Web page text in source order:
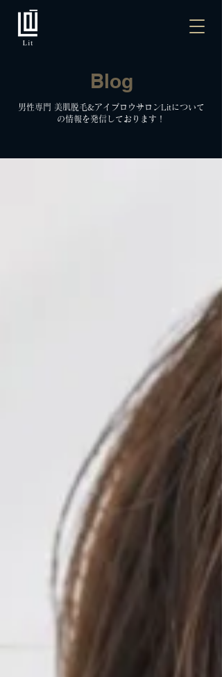
Blog
男性専門 美肌脱毛&アイブロウサロンLitについて
の情報を発信しております！